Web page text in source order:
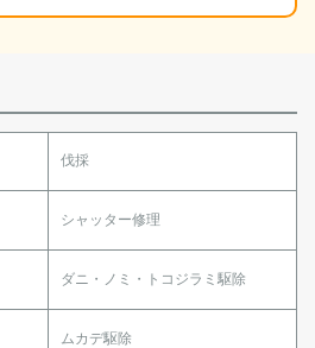
伐採
シャッター修理
ダニ・ノミ・トコジラミ駆除
ムカデ駆除